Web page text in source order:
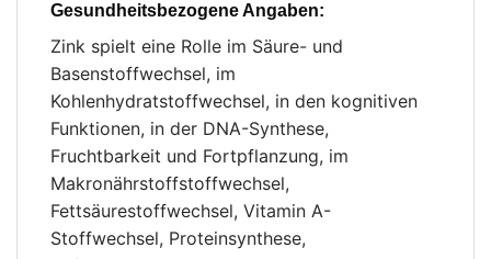
Gesundheitsbezogene Angaben:
Zink spielt eine Rolle im Säure- und
Basenstoffwechsel, im
Kohlenhydratstoffwechsel, in den kognitiven
Funktionen, in der DNA-Synthese,
Fruchtbarkeit und Fortpflanzung, im
Makronährstoffstoffwechsel,
Fettsäurestoffwechsel, Vitamin A-
Stoffwechsel, Proteinsynthese,